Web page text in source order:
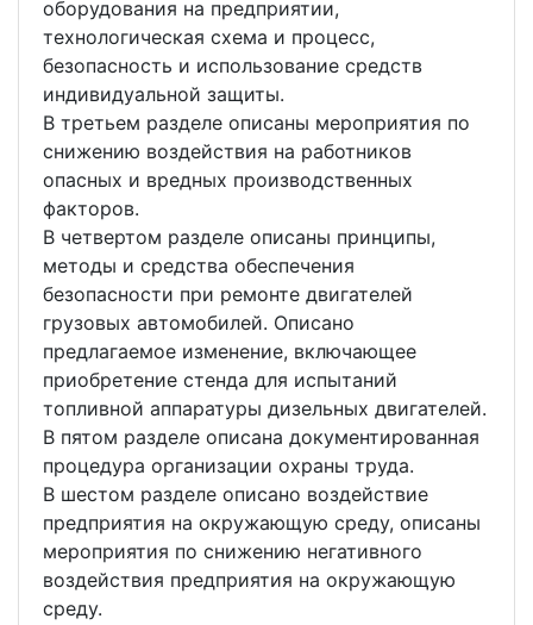
оборудования на предприятии,
технологическая схема и процесс,
безопасность и использование средств
индивидуальной защиты.
В третьем разделе описаны мероприятия по
снижению воздействия на работников
опасных и вредных производственных
факторов.
В четвертом разделе описаны принципы,
методы и средства обеспечения
безопасности при ремонте двигателей
грузовых автомобилей. Описано
предлагаемое изменение, включающее
приобретение стенда для испытаний
топливной аппаратуры дизельных двигателей.
В пятом разделе описана документированная
процедура организации охраны труда.
В шестом разделе описано воздействие
предприятия на окружающую среду, описаны
мероприятия по снижению негативного
воздействия предприятия на окружающую
среду.